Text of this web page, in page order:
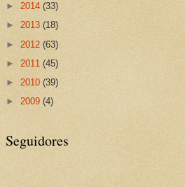
► 2014 (33)
► 2013 (18)
► 2012 (63)
► 2011 (45)
► 2010 (39)
► 2009 (4)
Seguidores